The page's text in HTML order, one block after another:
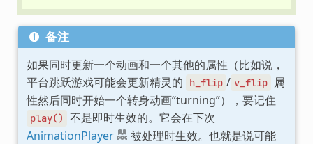
备注
如果同时更新一个动画和一个其他的属性（比如说，
平台跳跃游戏可能会更新精灵的
h_flip / v_flip
属
性然后同时开始一个转身动画“turning”），要记住
play()
不是即时生效的。它会在下次
AnimationPlayer
被处理时生效。也就是说可能